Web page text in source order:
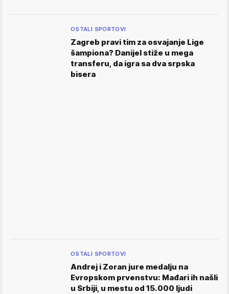
OSTALI SPORTOVI
Zagreb pravi tim za osvajanje Lige
šampiona? Danijel stiže u mega
transferu, da igra sa dva srpska
bisera
OSTALI SPORTOVI
Andrej i Zoran jure medalju na
Evropskom prvenstvu: Mađari ih našli
u Srbiji, u mestu od 15.000 ljudi